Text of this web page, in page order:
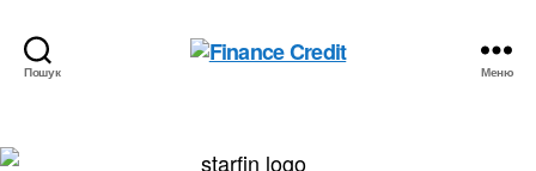
Пошук Меню